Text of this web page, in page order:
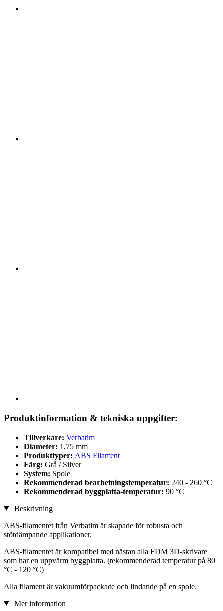
Produktinformation & tekniska uppgifter:
Tillverkare: Verbatim
Diameter: 1,75 mm
Produkttyper: ABS Filament
Färg: Grå / Silver
System: Spole
Rekommenderad bearbetningstemperatur: 240 - 260 °C
Rekommenderad byggplatta-temperatur: 90 °C
Beskrivning
ABS-filamentet från Verbatim är skapade för robusta och
stötdämpande applikationer.
ABS-filamentet är kompatibel med nästan alla FDM 3D-skrivare
som har en uppvärm byggplatta. (rekommenderad temperatur på 80
°C - 120 °C)
Alla filament är vakuumförpackade och lindande på en spole.
Mer information